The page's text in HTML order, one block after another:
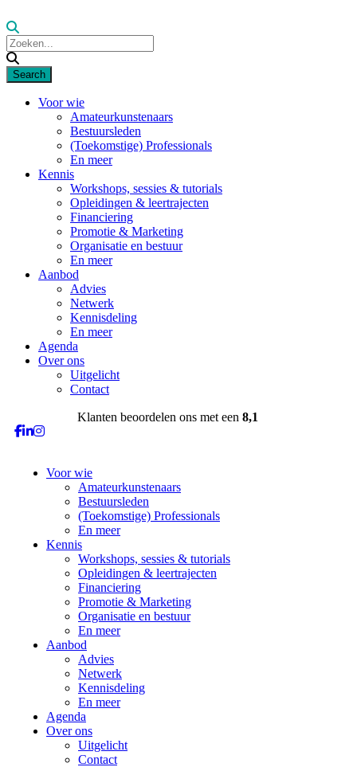
Voor wie
Amateurkunstenaars
Bestuursleden
(Toekomstige) Professionals
En meer
Kennis
Workshops, sessies & tutorials
Opleidingen & leertrajecten
Financiering
Promotie & Marketing
Organisatie en bestuur
En meer
Aanbod
Advies
Netwerk
Kennisdeling
En meer
Agenda
Over ons
Uitgelicht
Contact
Klanten beoordelen ons met een 8,1
Voor wie
Amateurkunstenaars
Bestuursleden
(Toekomstige) Professionals
En meer
Kennis
Workshops, sessies & tutorials
Opleidingen & leertrajecten
Financiering
Promotie & Marketing
Organisatie en bestuur
En meer
Aanbod
Advies
Netwerk
Kennisdeling
En meer
Agenda
Over ons
Uitgelicht
Contact